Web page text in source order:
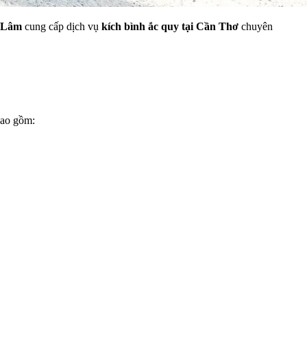
cung cấp dịch vụ kích bình ắc quy tại Cần Thơ chuyên
gồm: